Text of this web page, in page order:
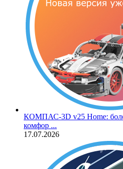
КОМПАС‑3D v25 Home:
комфор ...
17.07.2026